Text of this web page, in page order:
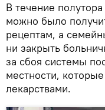
В течение
можно было
рецептам, а
ни закрыть
за сбоя системы
местности,
лекарствами.